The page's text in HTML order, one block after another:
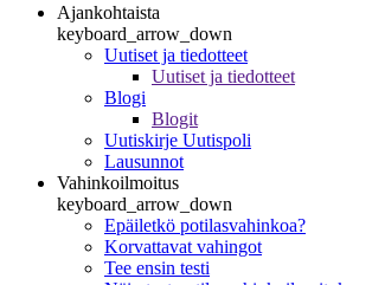
Ajankohtaista
keyboard_arrow_down
Uutiset ja tiedotteet
Uutiset ja tiedotteet
Blogi
Blogit
Uutiskirje Uutispoli
Lausunnot
Vahinkoilmoitus
keyboard_arrow_down
Epäiletkö potilasvahinkoa?
Korvattavat vahingot
Tee ensin testi